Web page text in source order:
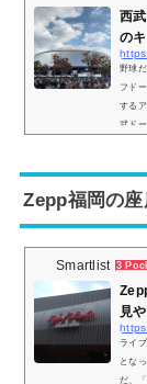
西
の
野球
フド
する
武ド
武ド
Zepp福岡の
Smartlist 3
見
ライ
とな
だ、